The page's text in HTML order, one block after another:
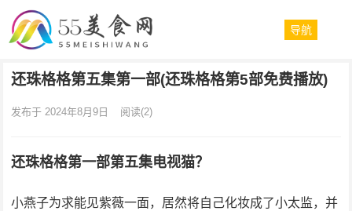
导航
还珠格格第五集第一部(还珠格格第5部免费播放)
发布于 2024年8月9日 阅读(2)
还珠格格第一部第五集电视猫？
小燕子为求能见紫薇一面，居然将自己化妆成了小太监，并